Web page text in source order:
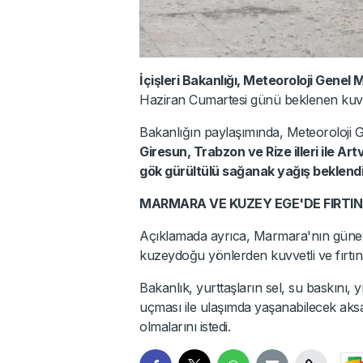
İçişleri Bakanlığı, Meteoroloji Genel
Haziran Cumartesi günü beklenen
Bakanlığın paylaşımında,
Giresun, Trabzon ve Rize illeri ile
gök gürültülü sağanak yağış
MARMARA VE KUZEY EGE'DE
Açıklamada ayrıca, Marmara'nın
kuzeydoğu yönlerden kuvvetli ve
Bakanlık, yurttaşların sel, su baskını,
uçması ile ulaşımda yaşanabilecek
olmalarını istedi.